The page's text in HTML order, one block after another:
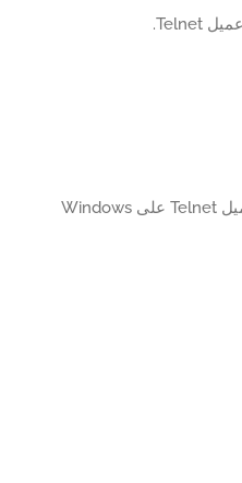
تهانينا! لقد انتهيت من تثبيت عميل Telnet على Windows